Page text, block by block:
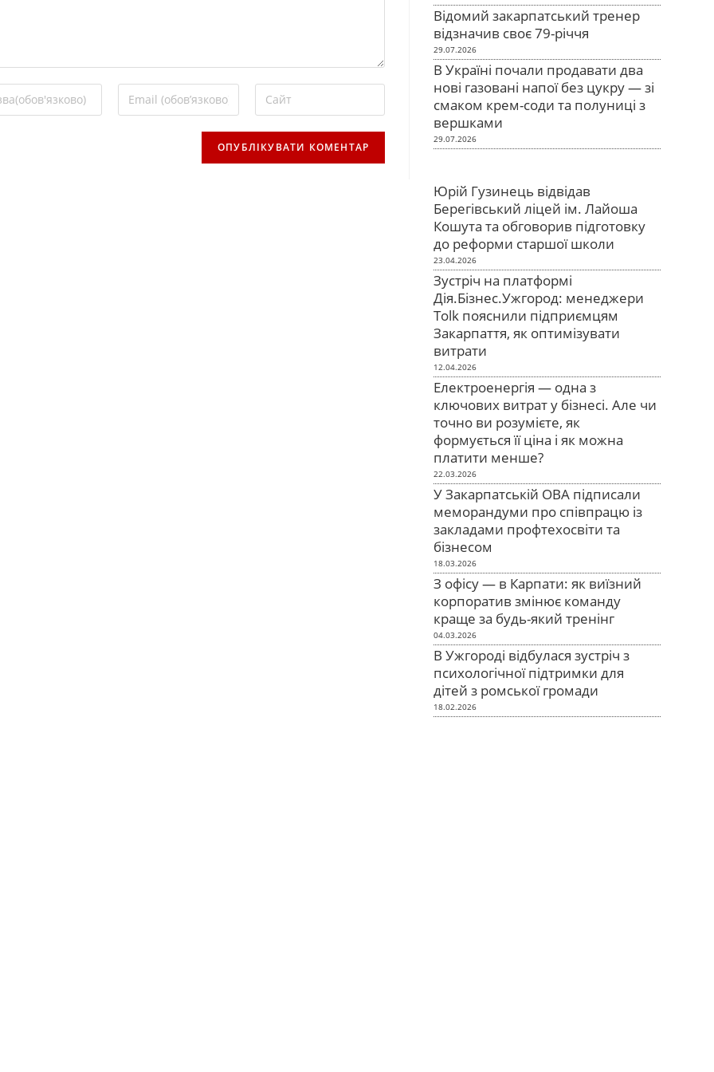
Відомий закарпатський тренер
відзначив своє 79-річчя
29.07.2026
В Україні почали продавати два
нові газовані напої без цукру — зі
смаком крем-соди та полуниці з
вершками
29.07.2026
Юрій Гузинець відвідав
Берегівський ліцей ім. Лайоша
Кошута та обговорив підготовку
до реформи старшої школи
23.04.2026
Зустріч на платформі
Дія.Бізнес.Ужгород: менеджери
Tolk пояснили підприємцям
Закарпаття, як оптимізувати
витрати
12.04.2026
Електроенергія — одна з
ключових витрат у бізнесі. Але чи
точно ви розумієте, як
формується її ціна і як можна
платити менше?
22.03.2026
У Закарпатській ОВА підписали
меморандуми про співпрацю із
закладами профтехосвіти та
бізнесом
18.03.2026
З офісу — в Карпати: як виїзний
корпоратив змінює команду
краще за будь-який тренінг
04.03.2026
В Ужгороді відбулася зустріч з
психологічної підтримки для
дітей з ромської громади
18.02.2026